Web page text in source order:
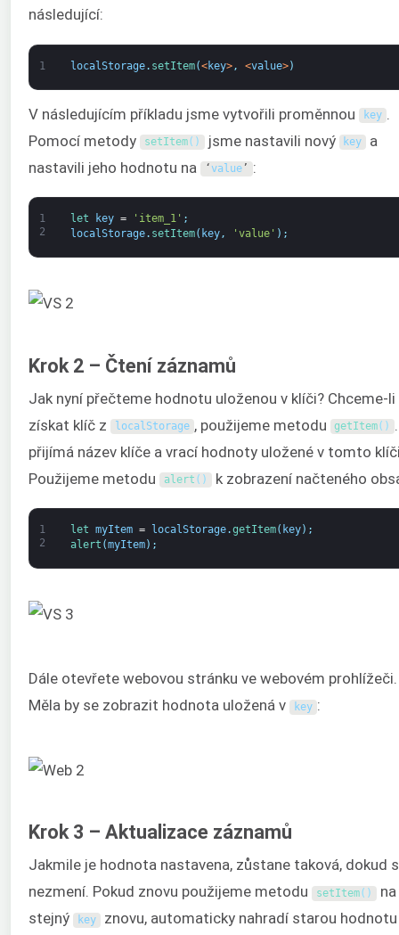
následující:
1 localStorage. setItem(<key>, <value>)
V následujícím příkladu jsme vytvořili proměnnou key .
Pomocí metody
setItem( ) jsme nastavili nový key
a
nastavili jeho hodnotu na
‘value’ :
1
2
let key = 'item_1' ;
localStorage. setItem( key, 'value' ) ;
Krok 2 – Čtení záznamů
Jak nyní přečteme hodnotu uloženou v klíči? Chceme-li
získat klíč z
localStorage , použijeme metodu getItem( )
přijímá název klíče a vrací hodnoty uložené v tomto
Použijeme metodu
alert ( ) k zobrazení načteného
1
2
let myItem = localStorage.getItem( key) ;
alert (myItem) ;
Dále otevřete webovou stránku ve webovém prohlížeči.
Měla by se zobrazit hodnota uložená v
key :
Krok 3 – Aktualizace záznamů
Jakmile je hodnota nastavena, zůstane taková, dokud
nezmení. Pokud znovu použijeme metodu
setItem( ) na
stejný
key znovu, automaticky nahradí starou hodnotu